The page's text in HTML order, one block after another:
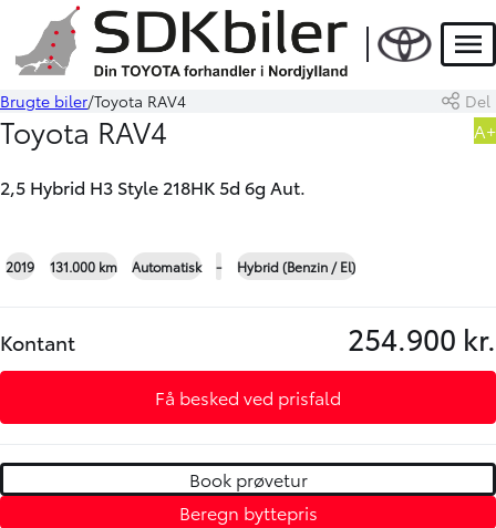
Book prøvetur Beregn byttepris
Brugte biler Toyota RAV4 Del
Toyota RAV4
2,5 Hybrid H3 Style 218HK 5d 6g Aut.
A+
HYBRID
2019 131.000 km Automatisk - Hybrid (Benzin / El)
Kontant 254.900 kr.
Få besked ved prisfald
Book prøvetur
Beregn byttepris